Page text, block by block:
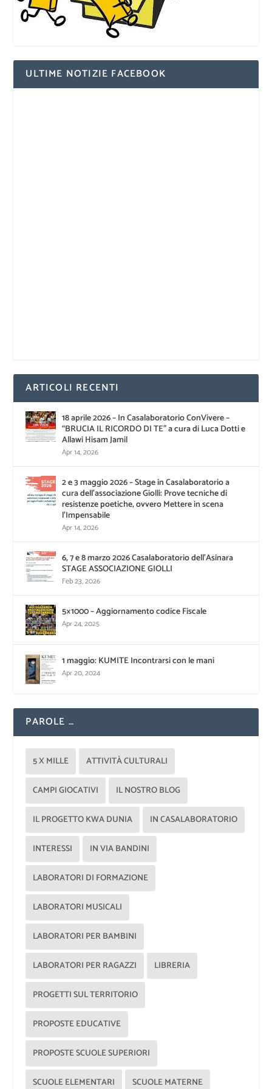
ULTIME NOTIZIE FACEBOOK
ARTICOLI RECENTI
18 aprile 2026 – In Casalaboratorio ConVivere –
“BRUCIA IL RICORDO DI TE” a cura di Luca Dotti e
Allawi Hisam Jamil
Apr 14, 2026
2 e 3 maggio 2026 – Stage in Casalaboratorio a
cura dell’associazione Giolli: Prove tecniche di
resistenze poetiche, ovvero Mettere in scena
l’Impensabile
Apr 14, 2026
6, 7 e 8 marzo 2026 Casalaboratorio dell’Asinara
STAGE ASSOCIAZIONE GIOLLI
Feb 23, 2026
5×1000 – Aggiornamento codice Fiscale
Apr 24, 2025
1 maggio: KUMITE Incontrarsi con le mani
Apr 20, 2024
PAROLE …
5 X MILLE ATTIVITÀ CULTURALI
CAMPI GIOCATIVI IL NOSTRO BLOG
IL PROGETTO KWA DUNIA IN CASALABORATORIO
INTERESSI IN VIA BANDINI
LABORATORI DI FORMAZIONE
LABORATORI MUSICALI
LABORATORI PER BAMBINI
LABORATORI PER RAGAZZI LIBRERIA
PROGETTI SUL TERRITORIO
PROPOSTE EDUCATIVE
PROPOSTE SCUOLE SUPERIORI
SCUOLE ELEMENTARI SCUOLE MATERNE